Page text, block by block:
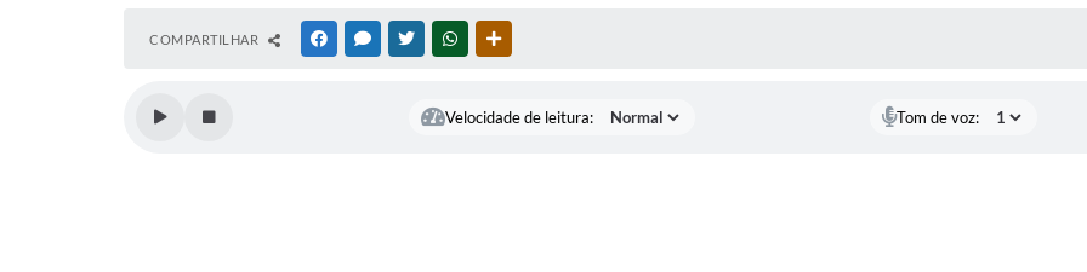
COMPARTILHAR FACEBOOKMESSENGER
TWITTERWHATSAPP
Velocidade de leitura: Tom de voz: